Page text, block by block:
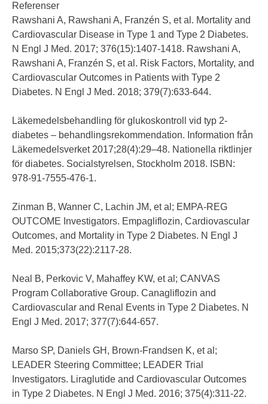
Referenser
Rawshani A, Rawshani A, Franzén S, et al. Mortality and
Cardiovascular Disease in Type 1 and Type 2 Diabetes.
N Engl J Med. 2017; 376(15):1407-1418. Rawshani A,
Rawshani A, Franzén S, et al. Risk Factors, Mortality, and
Cardiovascular Outcomes in Patients with Type 2
Diabetes. N Engl J Med. 2018; 379(7):633-644.
Läkemedelsbehandling för glukoskontroll vid typ 2-
diabetes – behandlingsrekommendation. Information från
Läkemedelsverket 2017;28(4):29–48. Nationella riktlinjer
för diabetes. Socialstyrelsen, Stockholm 2018. ISBN:
978-91-7555-476-1.
Zinman B, Wanner C, Lachin JM, et al; EMPA-REG
OUTCOME Investigators. Empagliflozin, Cardiovascular
Outcomes, and Mortality in Type 2 Diabetes. N Engl J
Med. 2015;373(22):2117-28.
Neal B, Perkovic V, Mahaffey KW, et al; CANVAS
Program Collaborative Group. Canagliflozin and
Cardiovascular and Renal Events in Type 2 Diabetes. N
Engl J Med. 2017; 377(7):644-657.
Marso SP, Daniels GH, Brown-Frandsen K, et al;
LEADER Steering Committee; LEADER Trial
Investigators. Liraglutide and Cardiovascular Outcomes
in Type 2 Diabetes. N Engl J Med. 2016; 375(4):311-22.